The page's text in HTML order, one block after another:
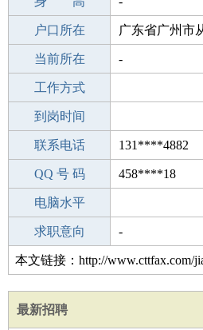
毕业学校 中专
户口所在 广东省广州市
所学专业 -
当前所在 -
工作经验
工作方式
驾 照
到岗时间
期望月薪
联系电话 131****4882
手机号码 131****4882
QQ 号 码 458****18
微信号码
电脑水平
外语水平
求职意向 -
本文链接：http://www.cttfax.com/
最新招聘